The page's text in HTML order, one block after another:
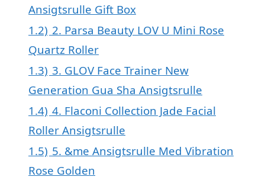
Ansigtsrulle Gift Box
1.2) 2. Parsa Beauty LOV U Mini Rose
Quartz Roller
1.3) 3. GLOV Face Trainer New
Generation Gua Sha Ansigtsrulle
1.4) 4. Flaconi Collection Jade Facial
Roller Ansigtsrulle
1.5) 5. &me Ansigtsrulle Med Vibration
Rose Golden